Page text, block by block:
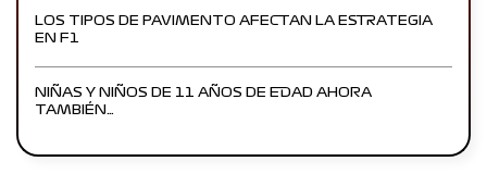
LOS TIPOS DE PAVIMENTO AFECTAN LA ESTRATEGIA
EN F1
NIÑAS Y NIÑOS DE 11 AÑOS DE EDAD AHORA
TAMBIÉN…